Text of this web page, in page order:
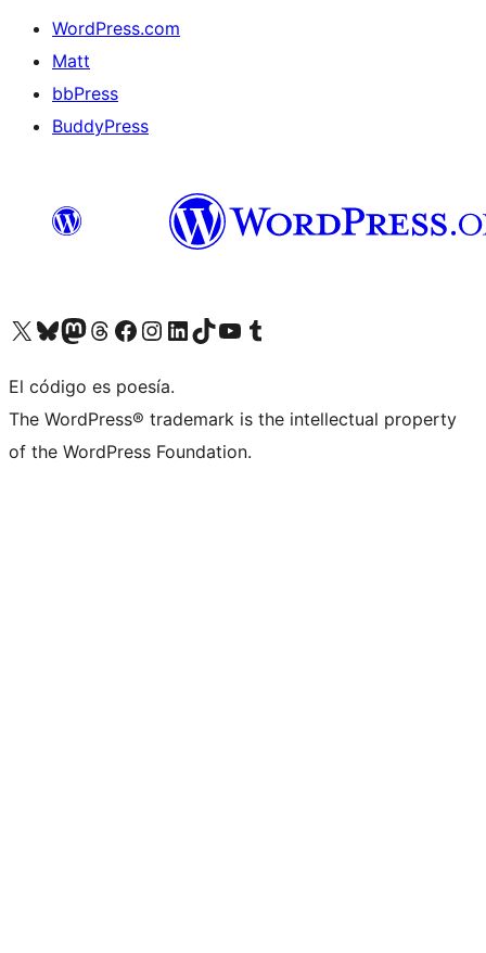
WordPress.com
Matt
bbPress
BuddyPress
Visit our X (formerly Twitter) account
Visit our Bluesky account
Visita nuestra cuenta de Twitter
Visit our Threads account
Visita nuestra página de Facebook
Visite nuestra cuenta de Instagram
Visit our LinkedIn account
Visit our TikTok account
Visit our YouTube channel
Visit our Tumblr account
El código es poesía.
The WordPress® trademark is the intellectual property
of the WordPress Foundation.